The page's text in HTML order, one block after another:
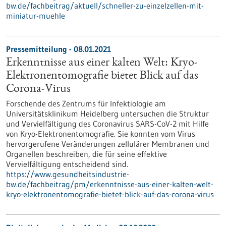
bw.de/fachbeitrag/aktuell/schneller-zu-einzelzellen-mit-
miniatur-muehle
Pressemitteilung - 08.01.2021
Erkenntnisse aus einer kalten Welt: Kryo-
Elektronentomografie bietet Blick auf das
Corona-Virus
Forschende des Zentrums für Infektiologie am
Universitätsklinikum Heidelberg untersuchen die Struktur
und Vervielfältigung des Coronavirus SARS-CoV-2 mit Hilfe
von Kryo-Elektronentomografie. Sie konnten vom Virus
hervorgerufene Veränderungen zellulärer Membranen und
Organellen beschreiben, die für seine effektive
Vervielfältigung entscheidend sind.
https://www.gesundheitsindustrie-
bw.de/fachbeitrag/pm/erkenntnisse-aus-einer-kalten-welt-
kryo-elektronentomografie-bietet-blick-auf-das-corona-virus